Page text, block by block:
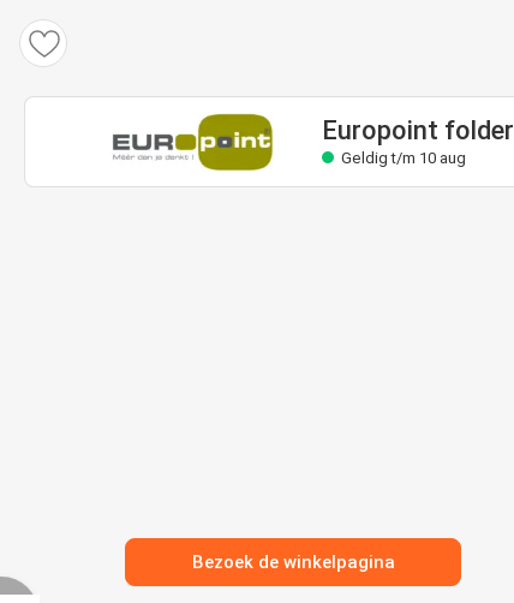
Europoint folder
Geldig t/m 10 aug
Bezoek de winkelpagina